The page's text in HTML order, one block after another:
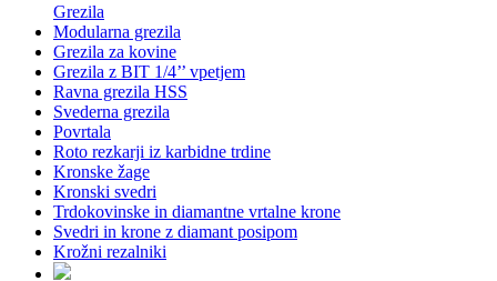
Grezila
Modularna grezila
Grezila za kovine
Grezila z BIT 1/4’’ vpetjem
Ravna grezila HSS
Svederna grezila
Povrtala
Roto rezkarji iz karbidne trdine
Kronske žage
Kronski svedri
Trdokovinske in diamantne vrtalne krone
Svedri in krone z diamant posipom
Krožni rezalniki